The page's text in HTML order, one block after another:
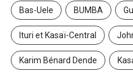
Bas-Uele BUMBA
Ituri et Kasaï-Central
Karim Bénard Dende